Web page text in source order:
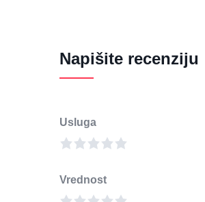
Napišite recenziju
Usluga
Vrednost